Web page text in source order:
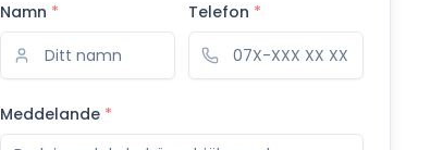
Namn * Telefon *
Meddelande *